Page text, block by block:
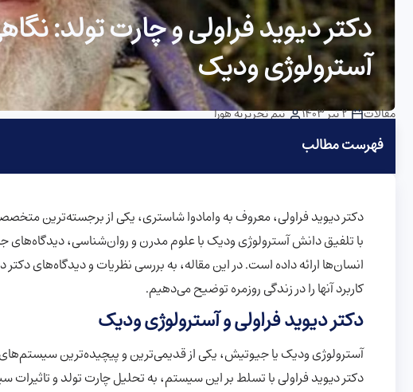
دکتر دیوید فراولی و چارت تولد:
آسترولوژی ودیک
مقالات 2 تیر 1403 تیم تحریریه هورا
فهرست مطالب
دکتر دیوید فراولی، معروف به وامادوا شاستری، یکی از برجسته‌ترین
با تلفیق دانش آسترولوژی ودیک با علوم مدرن و روان‌شناسی، دیدگاه‌های
انسان‌ها ارائه داده است. در این مقاله، به بررسی نظریات و دیدگاه‌های دکتر
کاربرد آنها را در زندگی روزمره توضیح می‌دهیم.
دکتر دیوید فراولی و آسترولوژی ودیک
آسترولوژی ودیک یا جیوتیش، یکی از قدیمی‌ترین و پیچیده‌ترین
دکتر دیوید فراولی با تسلط بر این سیستم، به تحلیل چارت تولد و